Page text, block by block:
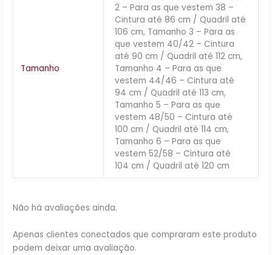
Tamanho
2 – Para as que vestem 38 –
Cintura até 86 cm / Quadril até
106 cm, Tamanho 3 – Para as
que vestem 40/42 – Cintura
até 90 cm / Quadril até 112 cm,
Tamanho 4 – Para as que
vestem 44/46 – Cintura até
94 cm / Quadril até 113 cm,
Tamanho 5 – Para as que
vestem 48/50 – Cintura até
100 cm / Quadril até 114 cm,
Tamanho 6 – Para as que
vestem 52/58 – Cintura até
104 cm / Quadril até 120 cm
Não há avaliações ainda.
Apenas clientes conectados que compraram este produto
podem deixar uma avaliação.